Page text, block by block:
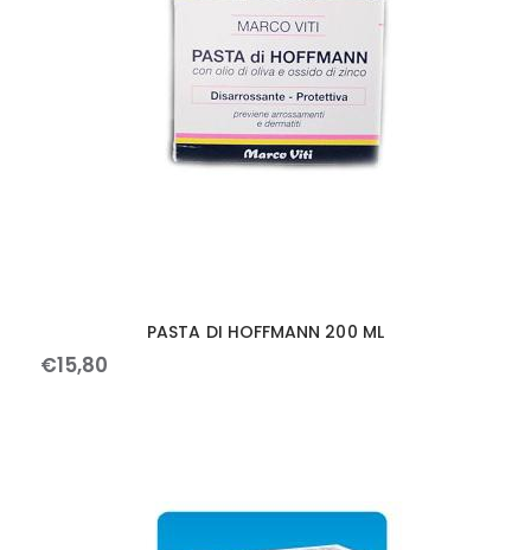
PASTA DI HOFFMANN 200 ML
€15,80